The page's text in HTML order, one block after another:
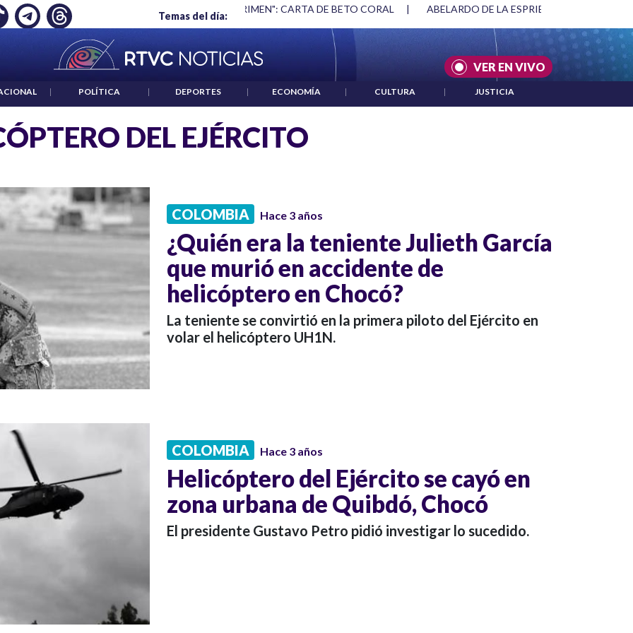
Temas del día:
EMPLEO: JP MORGAN "HABLAR NO ES UN CRIMEN": CARTA DE BETO CORAL | ABELARDO DE LA ESPRIELLA Y DMG
VER EN VIVO
| POLÍTICA | DEPORTES | ECONOMÍA | CULTURA | JUSTICIA
DEL EJÉRCITO
COLOMBIA Hace 3 años
¿Quién era la teniente Julieth García
que murió en accidente de
helicóptero en Chocó?
La teniente se convirtió en la primera piloto del Ejército en
volar el helicóptero UH1N.
COLOMBIA Hace 3 años
Helicóptero del Ejército se cayó en
zona urbana de Quibdó, Chocó
El presidente Gustavo Petro pidió investigar lo sucedido.